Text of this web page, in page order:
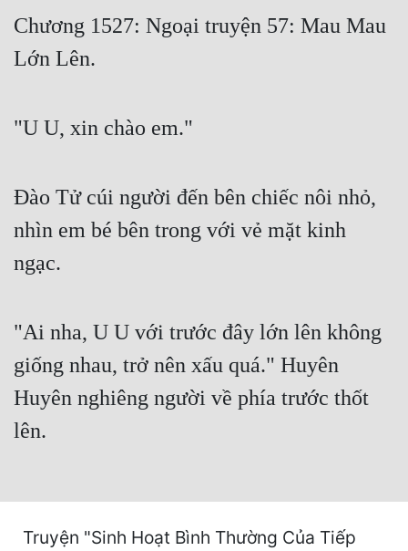
Free
Hậu Cung
Truyện Dịch
Truyện ngắn
Xa Lộ Dịch
Cạnh Kỹ
Cổ Tiên Hiệp
Chương 1527: Ngoại truyện 57: Mau Mau
Lớn Lên.
"U U, xin chào em."
Đào Tử cúi người đến bên chiếc nôi nhỏ,
nhìn em bé bên trong với vẻ mặt kinh
ngạc.
"Ai nha, U U với trước đây lớn lên không
giống nhau, trở nên xấu quá." Huyên
Huyên nghiêng người về phía trước thốt
lên.
Truyện "Sinh Hoạt Bình Thường Của Tiếp